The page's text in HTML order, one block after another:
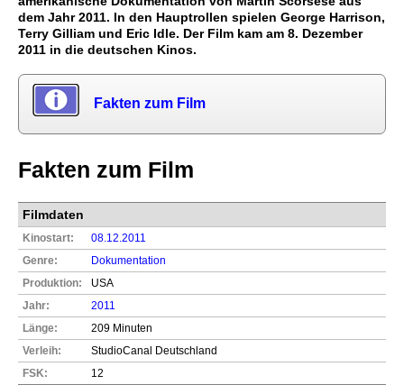
dem Jahr 2011. In den Hauptrollen spielen George Harrison,
Terry Gilliam und Eric Idle. Der Film kam am 8. Dezember
2011 in die deutschen Kinos.
Fakten zum Film
Fakten zum Film
Filmdaten
Kinostart:
08.12.2011
Genre:
Dokumentation
Produktion:
USA
Jahr:
2011
Länge:
209 Minuten
Verleih:
StudioCanal Deutschland
FSK:
12